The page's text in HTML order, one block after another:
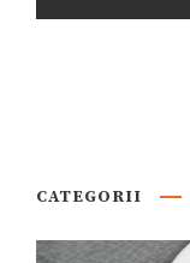
CATEGORII